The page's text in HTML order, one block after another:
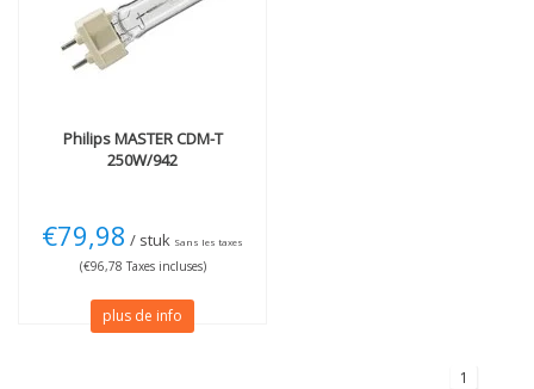
PhilipsMASTER CDM-T
250W/942
€79,98 / stuk Sans les taxes
(€96,78 Taxes incluses)
plus de info
1